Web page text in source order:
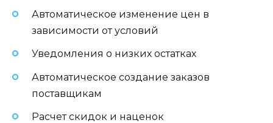
Автоматическое изменение цен в
зависимости от условий
Уведомления о низких остатках
Автоматическое создание заказов
поставщикам
Расчет скидок и наценок